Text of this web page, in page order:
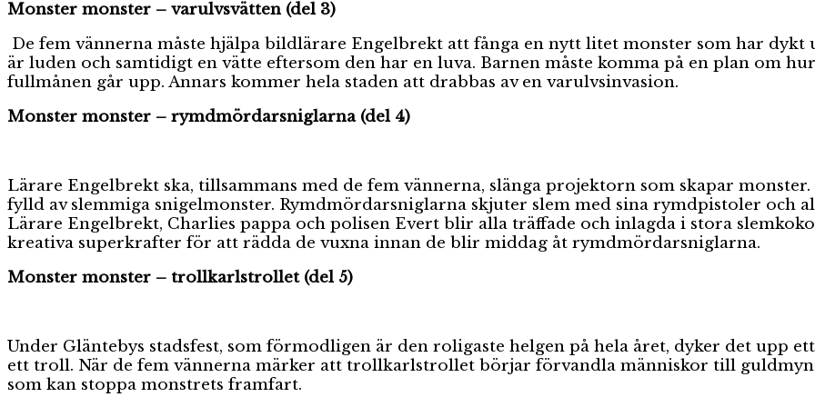
Monster monster – varulvsvätten (del 3)
De fem vännerna måste hjälpa bildlärare Engelbrekt att fånga en nytt litet monster som har
är luden och samtidigt en vätte eftersom den har en luva. Barnen måste komma på en plan om
fullmånen går upp. Annars kommer hela staden att drabbas av en varulvsinvasion.
Monster monster – rymdmördarsniglarna (del 4)
Lärare Engelbrekt ska, tillsammans med de fem vännerna, slänga projektorn som skapar
fylld av slemmiga snigelmonster. Rymdmördarsniglarna skjuter slem med sina rymdpistoler och
Lärare Engelbrekt, Charlies pappa och polisen Evert blir alla träffade och inlagda i stora
kreativa superkrafter för att rädda de vuxna innan de blir middag åt rymdmördarsniglarna.
Monster monster – trollkarlstrollet (del 5)
Under Gläntebys stadsfest, som förmodligen är den roligaste helgen på hela året, dyker det upp
ett troll. När de fem vännerna märker att trollkarlstrollet börjar förvandla människor till
som kan stoppa monstrets framfart.